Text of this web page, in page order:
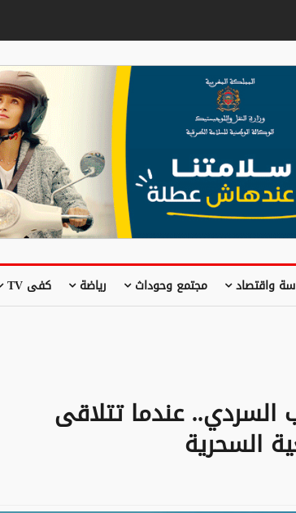
واقتصاد مجتمع وحوداث رياضة كفى TV
السردي.. عندما تتلاقى
السحرية